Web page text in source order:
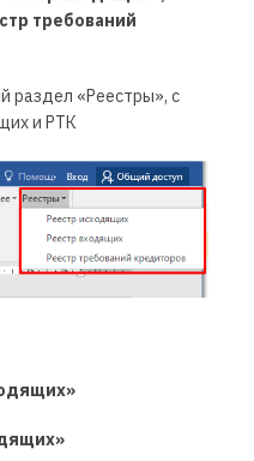
требований
раздел «Реестры», с
и РТК